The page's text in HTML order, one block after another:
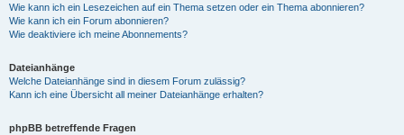
Wie kann ich ein Lesezeichen auf ein Thema setzen oder ein Thema abonnieren?
Wie kann ich ein Forum abonnieren?
Wie deaktiviere ich meine Abonnements?
Dateianhänge
Welche Dateianhänge sind in diesem Forum zulässig?
Kann ich eine Übersicht all meiner Dateianhänge erhalten?
phpBB betreffende Fragen